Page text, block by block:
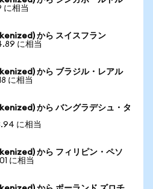
に相当
から スイスフラン
に相当
から ブラジル・レアル
に相当
から バングラデシュ・タ
に相当
から フィリピン・ペソ
に相当